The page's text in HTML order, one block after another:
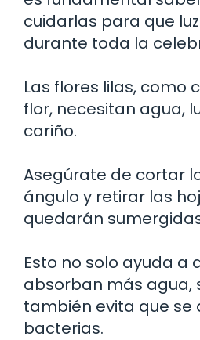
cuidarlas para que
durante toda la
Las flores lilas, como
flor, necesitan agua,
cariño.
Asegúrate de cortar
ángulo y retirar las
quedarán
Esto no solo ayuda a
absorban más agua,
también evita que se
bacterias.